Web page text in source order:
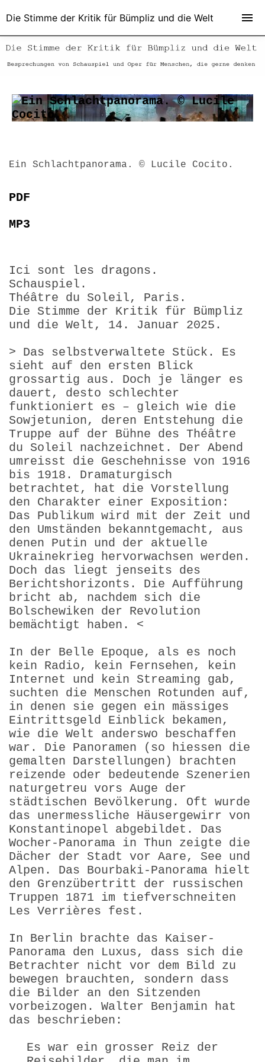
Ein Schlachtpanorama. © Lucile Cocito.
PDF
MP3
Ici sont les dragons.
Schauspiel.
Théâtre du Soleil, Paris.
Die Stimme der Kritik für Bümpliz
und die Welt, 14. Januar 2025.
> Das selbstverwaltete Stück. Es
sieht auf den ersten Blick
grossartig aus. Doch je länger es
dauert, desto schlechter
funktioniert es – gleich wie die
Sowjetunion, deren Entstehung die
Truppe auf der Bühne des Théâtre
du Soleil nachzeichnet. Der Abend
umreisst die Geschehnisse von 1916
bis 1918. Dramaturgisch
betrachtet, hat die Vorstellung
den Charakter einer Exposition:
Das Publikum wird mit der Zeit und
den Umständen bekanntgemacht, aus
denen Putin und der aktuelle
Ukrainekrieg hervorwachsen werden.
Doch das liegt jenseits des
Berichtshorizonts. Die Aufführung
bricht ab, nachdem sich die
Bolschewiken der Revolution
bemächtigt haben. <
In der Belle Epoque, als es noch
kein Radio, kein Fernsehen, kein
Internet und kein Streaming gab,
suchten die Menschen Rotunden auf,
in denen sie gegen ein mässiges
Eintrittsgeld Einblick bekamen,
wie die Welt anderswo beschaffen
war. Die Panoramen (so hiessen die
gemalten Darstellungen) brachten
reizende oder bedeutende Szenerien
naturgetreu vors Auge der
städtischen Bevölkerung. Oft wurde
das unermessliche Häusergewirr von
Konstantinopel abgebildet. Das
Wocher-Panorama in Thun zeigte die
Dächer der Stadt vor Aare, See und
Alpen. Das Bourbaki-Panorama hielt
den Grenzübertritt der russischen
Truppen 1871 im tiefverschneiten
Les Verrières fest.
In Berlin brachte das Kaiser-
Panorama den Luxus, dass sich die
Betrachter nicht vor dem Bild zu
bewegen brauchten, sondern dass
die Bilder an den Sitzenden
vorbeizogen. Walter Benjamin hat
das beschrieben:
Es war ein grosser Reiz der
Die Stimme der Kritik für Bümpliz und die Welt